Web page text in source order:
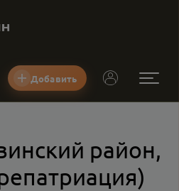
Добавить
район,